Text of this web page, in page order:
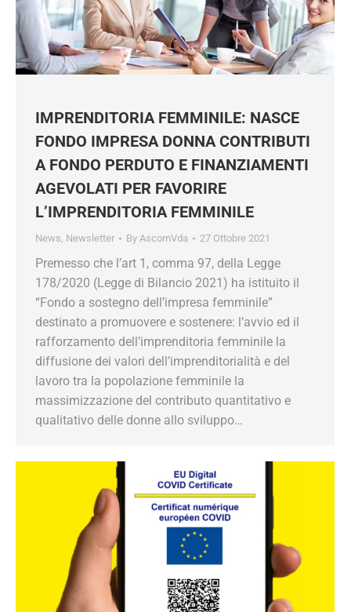
IMPRENDITORIA FEMMINILE: NASCE
FONDO IMPRESA DONNA CONTRIBUTI
A FONDO PERDUTO E FINANZIAMENTI
AGEVOLATI PER FAVORIRE
L’IMPRENDITORIA FEMMINILE
News, Newsletter By AscomVda 27 Ottobre 2021
Premesso che l’art 1, comma 97, della Legge
178/2020 (Legge di Bilancio 2021) ha istituito il
“Fondo a sostegno dell’impresa femminile”
destinato a promuovere e sostenere: l’avvio ed il
rafforzamento dell’imprenditoria femminile la
diffusione dei valori dell’imprenditorialità e del
lavoro tra la popolazione femminile la
massimizzazione del contributo quantitativo e
qualitativo delle donne allo sviluppo…